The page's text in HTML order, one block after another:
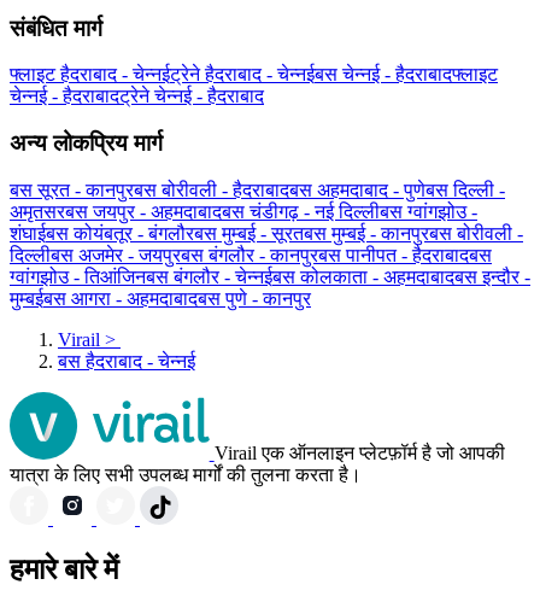
संबंधित मार्ग
फ्लाइट हैदराबाद - चेन्नईट्रेने हैदराबाद - चेन्नईबस चेन्नई - हैदराबादफ्लाइट
चेन्नई - हैदराबादट्रेने चेन्नई - हैदराबाद
अन्य लोकप्रिय मार्ग
बस सूरत - कानपुरबस बोरीवली - हैदराबादबस अहमदाबाद - पुणेबस दिल्ली -
अमृतसरबस जयपुर - अहमदाबादबस चंडीगढ़ - नई दिल्लीबस ग्वांगझोउ -
शंघाईबस कोयंबतूर - बंगलौरबस मुम्बई - सूरतबस मुम्बई - कानपुरबस बोरीवली -
दिल्लीबस अजमेर - जयपुरबस बंगलौर - कानपुरबस पानीपत - हैदराबादबस
ग्वांगझोउ - तिआंजिनबस बंगलौर - चेन्नईबस कोलकाता - अहमदाबादबस इन्दौर -
मुम्बईबस आगरा - अहमदाबादबस पुणे - कानपुर
Virail >
बस हैदराबाद - चेन्नई
Virail एक ऑनलाइन प्लेटफ़ॉर्म है जो आपकी
यात्रा के लिए सभी उपलब्ध मार्गों की तुलना करता है।
हमारे बारे में